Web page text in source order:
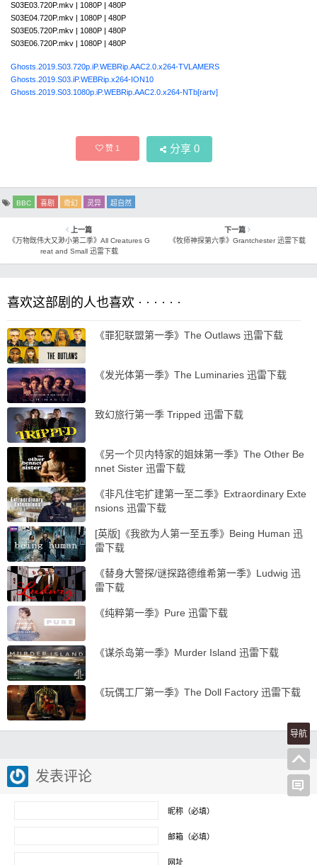
S03E03.720P.mkv | 1080P | 480P
S03E04.720P.mkv | 1080P | 480P
S03E05.720P.mkv | 1080P | 480P
S03E06.720P.mkv | 1080P | 480P
Ghosts.2019.S03.720p.iP.WEBRip.AAC2.0.x264-TVLAMERS
Ghosts.2019.S03.iP.WEBRip.x264-ION10
Ghosts.2019.S03.1080p.iP.WEBRip.AAC2.0.x264-NTb[rartv]
赞1 分享 0
BBC 喜剧 奇幻 灵异 超自然
上一篇
《万物既伟大又渺小第二季》All Creatures G
reat and Small 迅雷下载
下一篇
《牧师神探第六季》Grantchester 迅雷下载
喜欢这部剧的人也喜欢 · · · · · ·
《罪犯联盟第一季》The Outlaws 迅雷下载
《发光体第一季》The Luminaries 迅雷下载
致幻旅行第一季 Tripped 迅雷下载
《另一个贝内特家的姐妹第一季》The Other Be
nnet Sister 迅雷下载
《非凡住宅扩建第一至二季》Extraordinary Exte
nsions 迅雷下载
[英版]《我欲为人第一至五季》Being Human 迅
雷下载
《替身大警探/谜探路德维希第一季》Ludwig 迅
雷下载
《纯粹第一季》Pure 迅雷下载
《谋杀岛第一季》Murder Island 迅雷下载
《玩偶工厂第一季》The Doll Factory 迅雷下载
发表评论
昵称（必填）
邮箱（必填）
网址
导航